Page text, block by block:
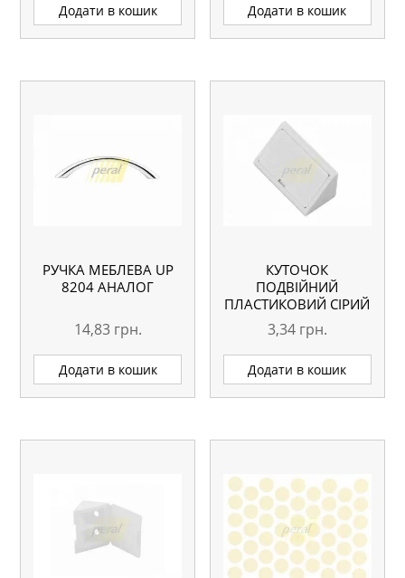
Додати в кошик Додати в кошик
РУЧКА МЕБЛЕВА UP
8204 АНАЛОГ
14,83 грн.
Додати в кошик
КУТОЧОК
ПОДВІЙНИЙ
ПЛАСТИКОВИЙ СІРИЙ
3,34 грн.
Додати в кошик